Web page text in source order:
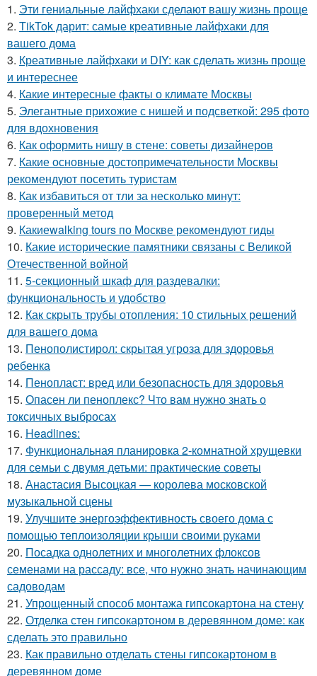
1. Эти гениальные лайфхаки сделают вашу жизнь проще
2. TikTok дарит: самые креативные лайфхаки для
вашего дома
3. Креативные лайфхаки и DIY: как сделать жизнь проще
и интереснее
4. Какие интересные факты о климате Москвы
5. Элегантные прихожие с нишей и подсветкой: 295 фото
для вдохновения
6. Как оформить нишу в стене: советы дизайнеров
7. Какие основные достопримечательности Москвы
рекомендуют посетить туристам
8. Как избавиться от тли за несколько минут:
проверенный метод
9. Какиеwalking tours по Москве рекомендуют гиды
10. Какие исторические памятники связаны с Великой
Отечественной войной
11. 5-секционный шкаф для раздевалки:
функциональность и удобство
12. Как скрыть трубы отопления: 10 стильных решений
для вашего дома
13. Пенополистирол: скрытая угроза для здоровья
ребенка
14. Пенопласт: вред или безопасность для здоровья
15. Опасен ли пеноплекс? Что вам нужно знать о
токсичных выбросах
16. Headlines:
17. Функциональная планировка 2-комнатной хрущевки
для семьи с двумя детьми: практические советы
18. Анастасия Высоцкая — королева московской
музыкальной сцены
19. Улучшите энергоэффективность своего дома с
помощью теплоизоляции крыши своими руками
20. Посадка однолетних и многолетних флоксов
семенами на рассаду: все, что нужно знать начинающим
садоводам
21. Упрощенный способ монтажа гипсокартона на стену
22. Отделка стен гипсокартоном в деревянном доме: как
сделать это правильно
23. Как правильно отделать стены гипсокартоном в
деревянном доме